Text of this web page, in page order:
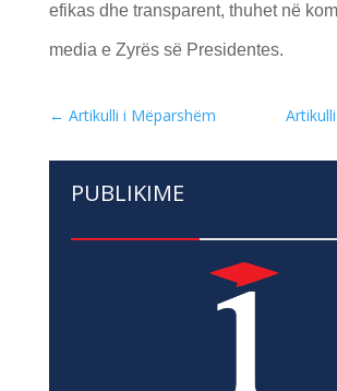
efikas dhe transparent, thuhet në
media e Zyrës së Presidentes.
← Artikulli i Mëparshëm
PUBLIKIME